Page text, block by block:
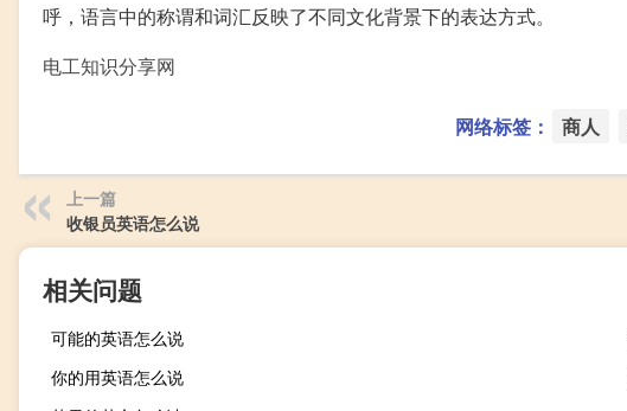
呼，语言中的称谓和词汇反映了不同文化背景下的表达方式。
电工知识分享网
网络标签： 商人
上一篇
收银员英语怎么说
相关问题
可能的英语怎么说
你的用英语怎么说